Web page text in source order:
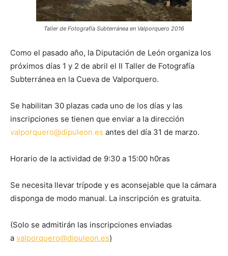
Taller de Fotografía Subterránea en Valporquero 2016
Como el pasado año, la Diputación de León organiza los
próximos días 1 y 2 de abril el II Taller de Fotografía
Subterránea en la Cueva de Valporquero.
Se habilitan 30 plazas cada uno de los días y las
inscripciones se tienen que enviar a la dirección
valporquero@dipuleon.es antes del día 31 de marzo.
Horario de la actividad de 9:30 a 15:00 h0ras
Se necesita llevar trípode y es aconsejable que la cámara
disponga de modo manual. La inscripción es gratuita.
(Solo se admitirán las inscripciones enviadas
a valporquero@dipuleon.es)